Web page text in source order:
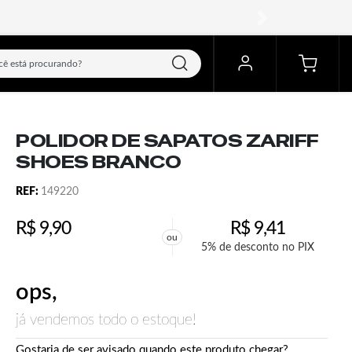
POLIDOR DE SAPATOS ZARIFF
SHOES BRANCO
REF: 149220
R$9,90 ou R$9,41
5% de desconto no PIX
ops,
já vendemos todo o estoque!